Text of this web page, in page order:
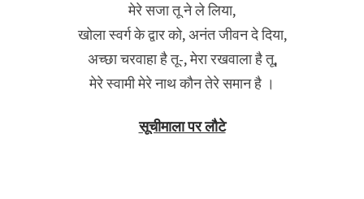
मेरे सजा तू ने ले लिया,
खोला स्वर्ग के द्वार को, अनंत जीवन दे दिया,
अच्छा चरवाहा है तू-, मेरा रखवाला है तू,
मेरे स्वामी मेरे नाथ कौन तेरे समान है ।
सूचीमाला पर लौटे